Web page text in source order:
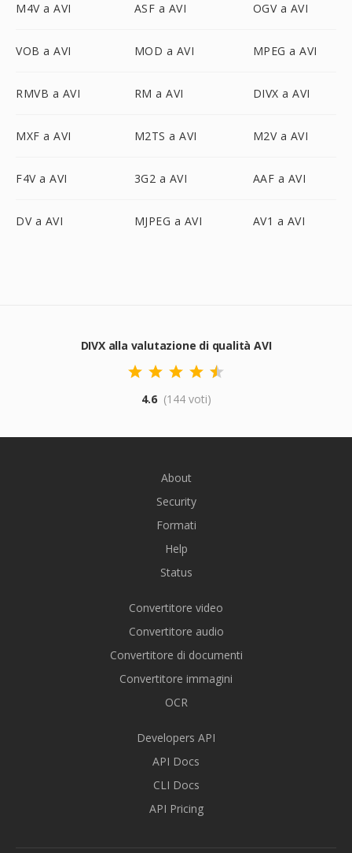
M4V a AVI ASF a AVI OGV a AVI
VOB a AVI MOD a AVI MPEG a AVI
RMVB a AVI RM a AVI DIVX a AVI
MXF a AVI M2TS a AVI M2V a AVI
F4V a AVI 3G2 a AVI AAF a AVI
DV a AVI MJPEG a AVI AV1 a AVI
DIVX alla valutazione di qualità AVI
4.6 (144 voti)
About
Security
Formati
Help
Status
Convertitore video
Convertitore audio
Convertitore di documenti
Convertitore immagini
OCR
Developers API
API Docs
CLI Docs
API Pricing